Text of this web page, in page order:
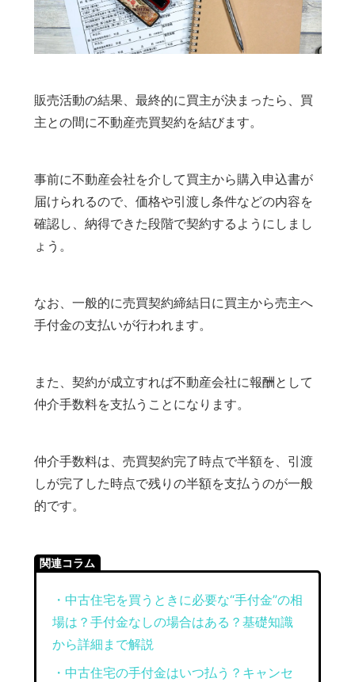
販売活動の結果、最終的に買主が決まったら、買
主との間に不動産売買契約を結びます。
事前に不動産会社を介して買主から購入申込書が
届けられるので、価格や引渡し条件などの内容を
確認し、納得できた段階で契約するようにしまし
ょう。
なお、一般的に売買契約締結日に買主から売主へ
手付金の支払いが行われます。
また、契約が成立すれば不動産会社に報酬として
仲介手数料を支払うことになります。
仲介手数料は、売買契約完了時点で半額を、引渡
しが完了した時点で残りの半額を支払うのが一般
的です。
関連コラム
・中古住宅を買うときに必要な“手付金”の相
場は？手付金なしの場合はある？基礎知識
から詳細まで解説
・中古住宅の手付金はいつ払う？キャンセ